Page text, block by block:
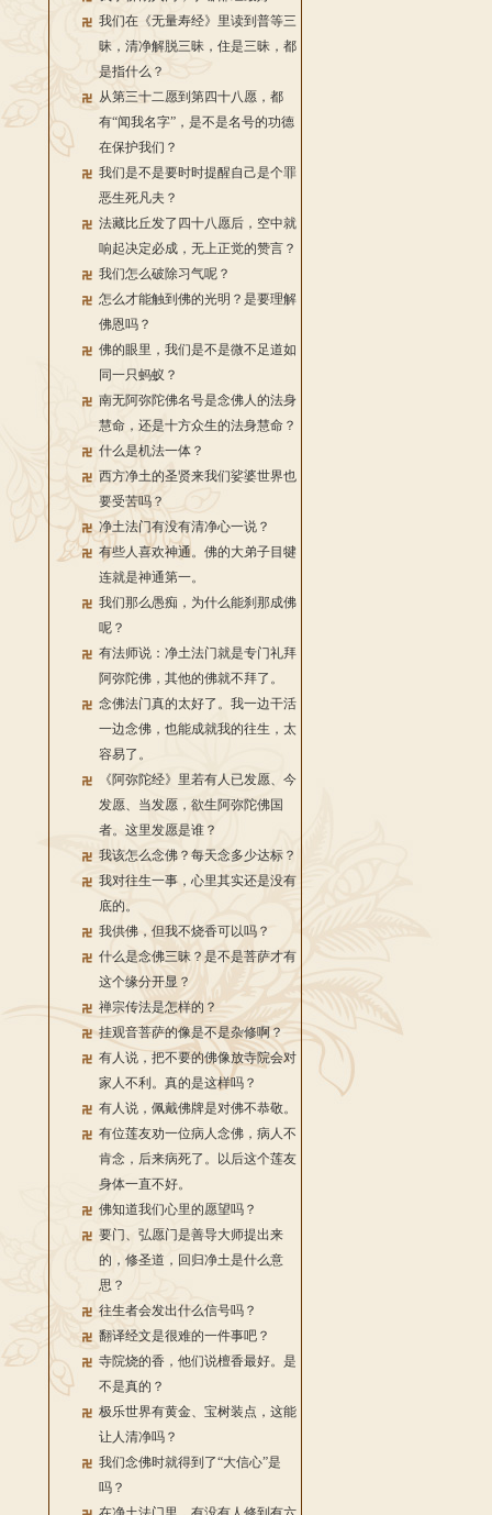
我们在《无量寿经》里读到普等三
昧，清净解脱三昧，住是三昧，都
是指什么？
从第三十二愿到第四十八愿，都
有“闻我名字”，是不是名号的功德
在保护我们？
我们是不是要时时提醒自己是个罪
恶生死凡夫？
法藏比丘发了四十八愿后，空中就
响起决定必成，无上正觉的赞言？
我们怎么破除习气呢？
怎么才能触到佛的光明？是要理解
佛恩吗？
佛的眼里，我们是不是微不足道如
同一只蚂蚁？
南无阿弥陀佛名号是念佛人的法身
慧命，还是十方众生的法身慧命？
什么是机法一体？
西方净土的圣贤来我们娑婆世界也
要受苦吗？
净土法门有没有清净心一说？
有些人喜欢神通。佛的大弟子目犍
连就是神通第一。
我们那么愚痴，为什么能刹那成佛
呢？
有法师说：净土法门就是专门礼拜
阿弥陀佛，其他的佛就不拜了。
念佛法门真的太好了。我一边干活
一边念佛，也能成就我的往生，太
容易了。
《阿弥陀经》里若有人已发愿、今
发愿、当发愿，欲生阿弥陀佛国
者。这里发愿是谁？
我该怎么念佛？每天念多少达标？
我对往生一事，心里其实还是没有
底的。
我供佛，但我不烧香可以吗？
什么是念佛三昧？是不是菩萨才有
这个缘分开显？
禅宗传法是怎样的？
挂观音菩萨的像是不是杂修啊？
有人说，把不要的佛像放寺院会对
家人不利。真的是这样吗？
有人说，佩戴佛牌是对佛不恭敬。
有位莲友劝一位病人念佛，病人不
肯念，后来病死了。以后这个莲友
身体一直不好。
佛知道我们心里的愿望吗？
要门、弘愿门是善导大师提出来
的，修圣道，回归净土是什么意
思？
往生者会发出什么信号吗？
翻译经文是很难的一件事吧？
寺院烧的香，他们说檀香最好。是
不是真的？
极乐世界有黄金、宝树装点，这能
让人清净吗？
我们念佛时就得到了“大信心”是
吗？